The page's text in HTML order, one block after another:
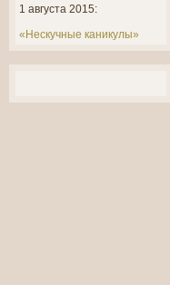
1 августа 2015:
«Нескучные каникулы»